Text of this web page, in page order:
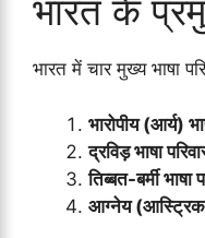
भारत के
भारत में चार मुख्य भाषा
भारोपीय (आर्य)
द्रविड़ भाषा
तिब्बत-बर्मी भाषा
आग्नेय (आस्ट्रिक/